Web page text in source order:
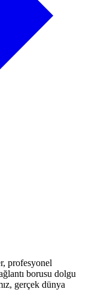
profesyonel
borusu dolgu
gerçek dünya